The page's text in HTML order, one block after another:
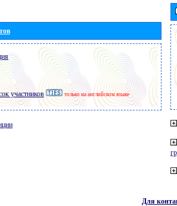
участников только на английском языке
Для